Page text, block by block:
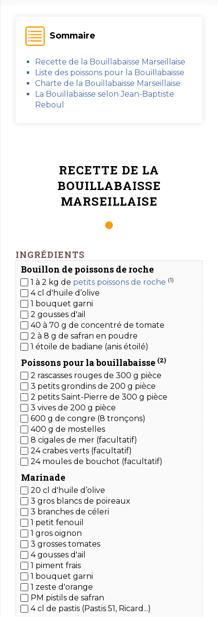
Sommaire
Recette de la Bouillabaisse Marseillaise
Liste des poissons pour la Bouillabaisse
Charte de la Bouillabaisse Marseillaise
La Bouillabaisse selon Jean-Baptiste
Reboul
RECETTE DE LA
BOUILLABAISSE
MARSEILLAISE
INGRÉDIENTS
Bouillon de poissons de roche
1 à 2 kg de petits poissons de roche (1)
4 cl d'huile d’olive
1 bouquet garni
2 gousses d'ail
40 à 70 g de concentré de tomate
2 à 8 g de safran en poudre
1 étoile de badiane (anis étoilé)
Poissons pour la bouillabaisse (2)
2 rascasses rouges de 300 g pièce
3 petits grondins de 200 g pièce
2 petits Saint-Pierre de 300 g pièce
3 vives de 200 g pièce
600 g de congre (8 tronçons)
400 g de mostelles
8 cigales de mer (facultatif)
24 crabes verts (facultatif)
24 moules de bouchot (facultatif)
Marinade
20 cl d'huile d’olive
3 gros blancs de poireaux
3 branches de céleri
1 petit fenouil
1 gros oignon
3 grosses tomates
4 gousses d'ail
1 piment frais
1 bouquet garni
1 zeste d'orange
PM pistils de safran
4 cl de pastis (Pastis 51, Ricard...)